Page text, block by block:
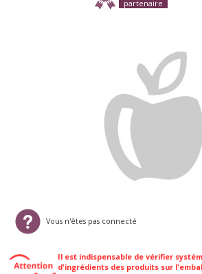
partenaire
Vous n'êtes pas connecté
Il est indispensable de vérifier
d'ingrédients des produits sur